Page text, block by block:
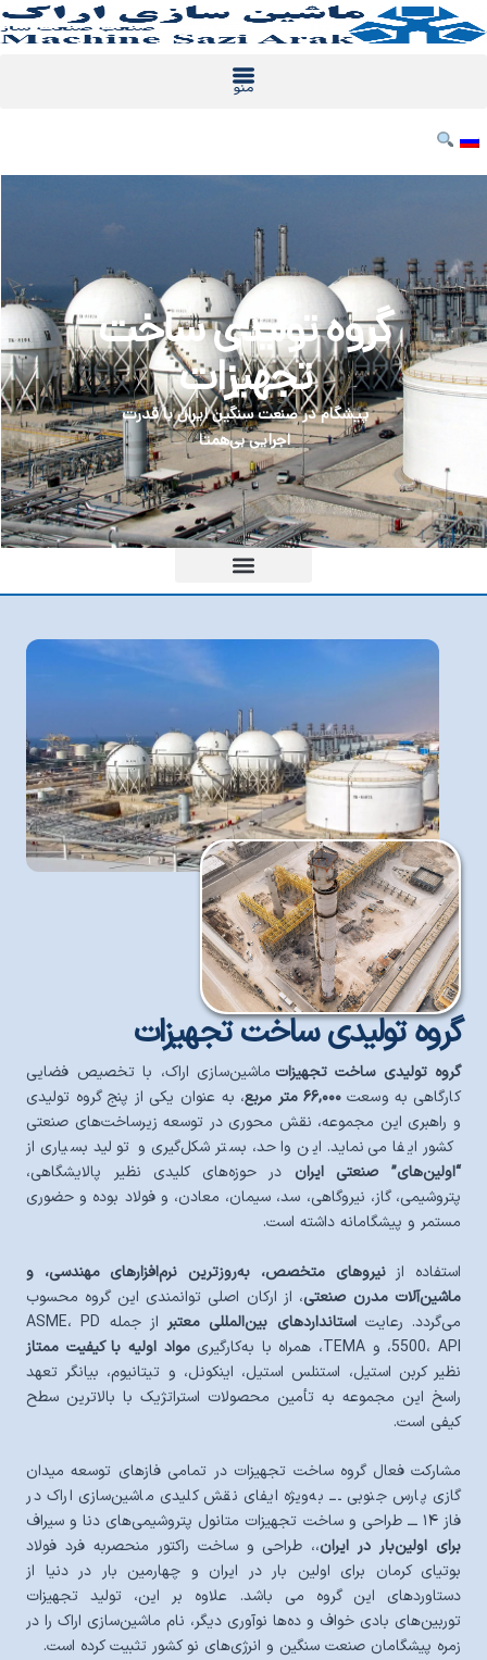
پرش
به
گروه تولیدی ساخت
تجهیزات
پیشگام در صنعت سنگین ایران با قدرت
اجرایی بی‌همتا
گروه تولیدی ساخت تجهیزات
گروه تولیدی ساخت تجهیزات ماشین‌سازی اراک، با تخصیص فضایی
کارگاهی به وسعت ۶۶,۰۰۰ متر مربع
، به عنوان یکی از پنج گروه تولیدی
و راهبری این مجموعه، نقش محوری در توسعه زیرساخت‌های صنعتی
کشور ایفا می‌نماید. این واحد، بستر شکل‌گیری و تولید بسیاری از
“اولین‌های” صنعتی ایران در حوزه‌های کلیدی نظیر پالایشگاهی،
پتروشیمی، گاز، نیروگاهی، سد، سیمان، معادن، و فولاد بوده و حضوری
مستمر و پیشگامانه داشته است.
استفاده ازنیروهای متخصص، به‌روزترین نرم‌افزارهای مهندسی، و
ماشین‌آلات مدرن صنعتی، از ارکان اصلی توانمندی این گروه محسوب
می‌گردد. رعایتاستانداردهای بین‌المللی معتبر
از جمله ASME، PD
5500، API، و TEMA، همراه با به‌کارگیری
مواد اولیه با کیفیت ممتاز
نظیر کربن استیل، استنلس استیل، اینکونل، و تیتانیوم، بیانگر تعهد
راسخ این مجموعه به تأمین محصولات استراتژیک با بالاترین سطح
کیفی است.
مشارکت فعال گروه ساخت تجهیزات در تمامی فازهای توسعه میدان
گازی پارس جنوبی ـــ به‌ویژه ایفای نقش کلیدی ماشین‌سازی اراک در
فاز ۱۴ ـــ طراحی و ساخت تجهیزات متانول پتروشیمی‌های دنا و سیراف
برای اولین‌بار در ایران،، طراحی و ساخت راکتور منحصر‌به‌ فرد فولاد
بوتیای کرمان برای اولین بار در ایران و چهارمین بار در دنیا از
دستاوردهای این گروه می باشد. علاوه بر این، تولید تجهیزات
توربین‌های بادی خواف و ده‌ها نوآوری دیگر، نام ماشین‌سازی اراک را در
زمره پیشگامان صنعت سنگین و انرژی‌های نو کشور تثبیت کرده است.